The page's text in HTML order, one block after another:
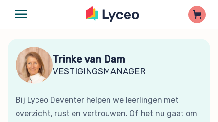
Trinke van Dam
VESTIGINGSMANAGER
Bij Lyceo Deventer helpen we leerlingen met
overzicht, rust en vertrouwen. Of het nu gaat om